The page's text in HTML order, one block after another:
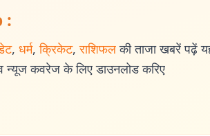
:
, धर्म, क्रिकेट, राशिफल की ताजा खबरें पढ़ें
न्यूज कवरेज के लिए डाउनलोड करिए